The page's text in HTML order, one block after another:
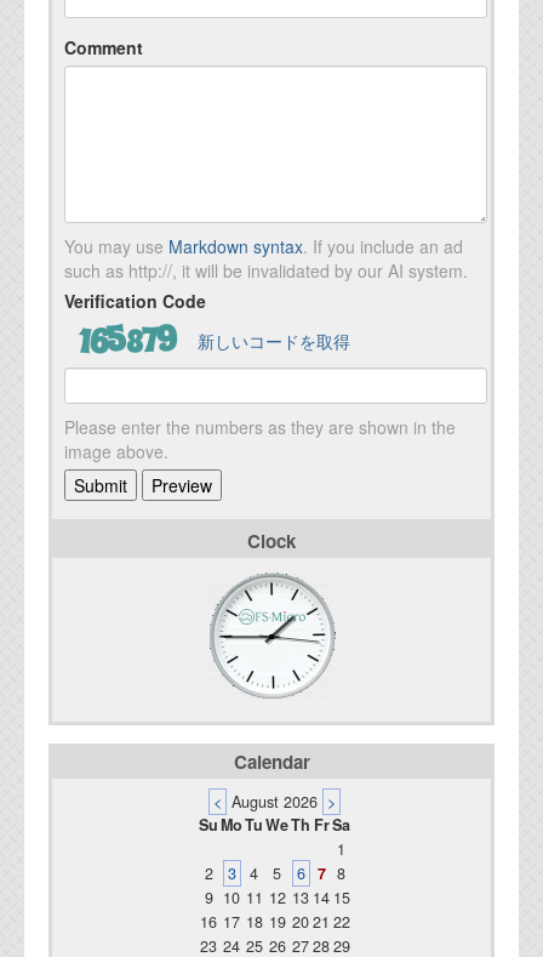
Comment
You may use Markdown syntax. If you include an ad
such as http://, it will be invalidated by our AI system.
Verification Code
新しいコードを取得
Please enter the numbers as they are shown in the
image above.
Clock
Calendar
< August 2026 >
SuMoTuWeTh FrSa
1
2
3 4 5 6 7 8
9 10 11 12 13 14 15
16 17 18 19 2021 22
23 24 25 26 272829